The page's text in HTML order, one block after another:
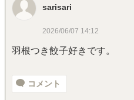
sarisari
2026/06/07 14:12
羽根つき餃子好きです。
コメント